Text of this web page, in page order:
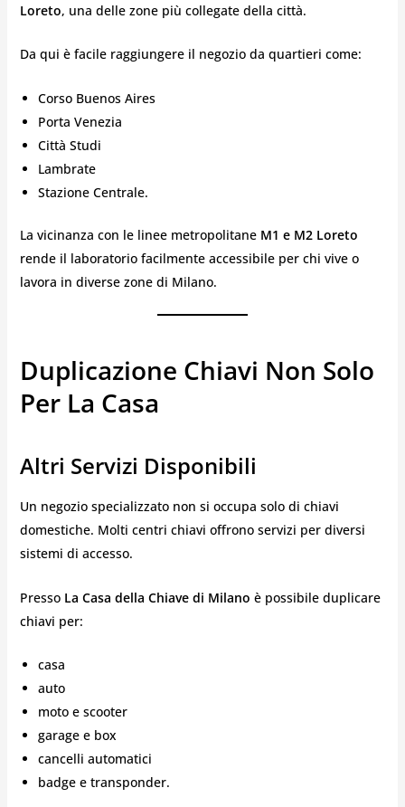
Loreto, una delle zone più collegate della città.
Da qui è facile raggiungere il negozio da quartieri come:
Corso Buenos Aires
Porta Venezia
Città Studi
Lambrate
Stazione Centrale.
La vicinanza con le linee metropolitane M1 e M2 Loreto
rende il laboratorio facilmente accessibile per chi vive o
lavora in diverse zone di Milano.
Duplicazione Chiavi Non Solo
Per La Casa
Altri Servizi Disponibili
Un negozio specializzato non si occupa solo di chiavi
domestiche. Molti centri chiavi offrono servizi per diversi
sistemi di accesso.
Presso La Casa della Chiave di Milano è possibile duplicare
chiavi per:
casa
auto
moto e scooter
garage e box
cancelli automatici
badge e transponder.